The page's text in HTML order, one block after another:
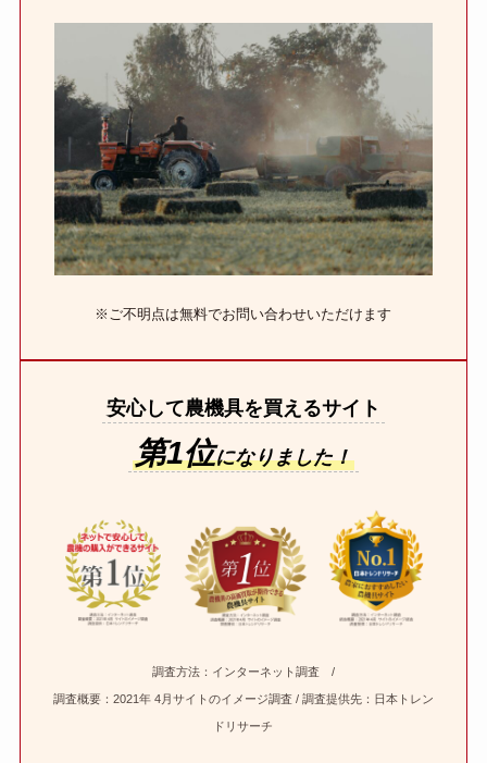
※ご不明点は無料でお問い合わせいただけます
安心して農機具を買えるサイト
第1位になりました！
調査方法：インターネット調査 /
調査概要：2021年 4月サイトのイメージ調査 / 調査提供先：日本トレン
ドリサーチ